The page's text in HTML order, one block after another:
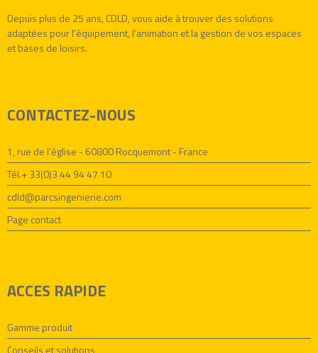
Depuis plus de 25 ans, CDLD, vous aide à trouver des solutions
adaptées pour l’équipement, l’animation et la gestion de vos espaces
et bases de loisirs.
CONTACTEZ-NOUS
1, rue de l’église - 60800 Rocquemont - France
Tél.+ 33(0)3 44 94 47 10
cdld@parcsingenierie.com
Page contact
ACCES RAPIDE
Gamme produit
Conseils et solutions